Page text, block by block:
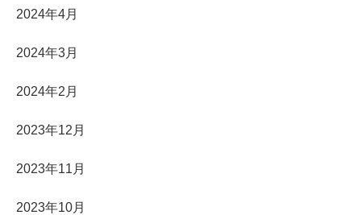
2024年4月
2024年3月
2024年2月
2023年12月
2023年11月
2023年10月